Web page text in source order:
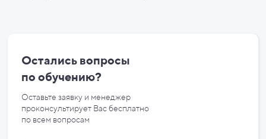
Остались вопросы
по обучению?
Оставьте заявку и менеджер
проконсультирует Вас бесплатно
по всем вопросам